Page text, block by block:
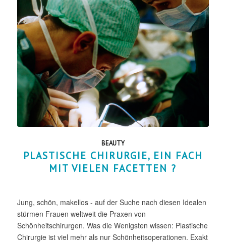
BEAUTY
PLASTISCHE CHIRURGIE, EIN FACH
MIT VIELEN FACETTEN ?
Jung, schön, makellos - auf der Suche nach diesen Idealen
stürmen Frauen weltweit die Praxen von
Schönheitschirurgen. Was die Wenigsten wissen: Plastische
Chirurgie ist viel mehr als nur Schönheitsoperationen. Exakt